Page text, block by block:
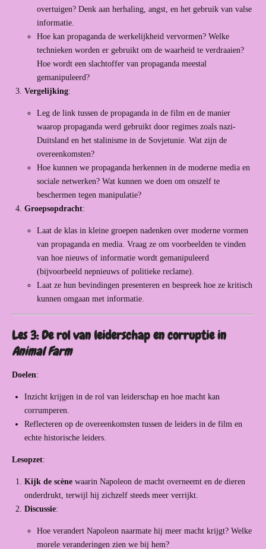
overtuigen? Denk aan herhaling, angst, en het gebruik van valse
informatie.
Hoe kan propaganda de werkelijkheid vervormen? Welke
technieken worden er gebruikt om de waarheid te verdraaien?
Hoe wordt een slachtoffer van propaganda meestal
gemanipuleerd?
Vergelijking:
Leg de link tussen de propaganda in de film en de manier
waarop propaganda werd gebruikt door regimes zoals nazi-
Duitsland en het stalinisme in de Sovjetunie. Wat zijn de
overeenkomsten?
Hoe kunnen we propaganda herkennen in de moderne media en
sociale netwerken? Wat kunnen we doen om onszelf te
beschermen tegen manipulatie?
Groepsopdracht:
Laat de klas in kleine groepen nadenken over moderne vormen
van propaganda en media. Vraag ze om voorbeelden te vinden
van hoe nieuws of informatie wordt gemanipuleerd
(bijvoorbeeld nepnieuws of politieke reclame).
Laat ze hun bevindingen presenteren en bespreek hoe ze kritisch
kunnen omgaan met informatie.
Les 3: De rol van leiderschap en corruptie in
Animal Farm
Doelen:
Inzicht krijgen in de rol van leiderschap en hoe macht kan
corrumperen.
Reflecteren op de overeenkomsten tussen de leiders in de film en
echte historische leiders.
Lesopzet:
Kijk de scène waarin Napoleon de macht overneemt en de dieren
onderdrukt, terwijl hij zichzelf steeds meer verrijkt.
Discussie:
Hoe verandert Napoleon naarmate hij meer macht krijgt? Welke
morele veranderingen zien we bij hem?